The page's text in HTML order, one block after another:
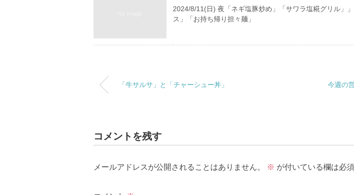
2024/8/11(日) 夜「ネギ塩豚炒め」「サワラ塩糀グリル」
ス」「お持ち帰り担々麺」
「牛サルサ」と「チャーシュー丼」 今週の
コメントを残す
メールアドレスが公開されることはありません。 ※ が付いている欄は必